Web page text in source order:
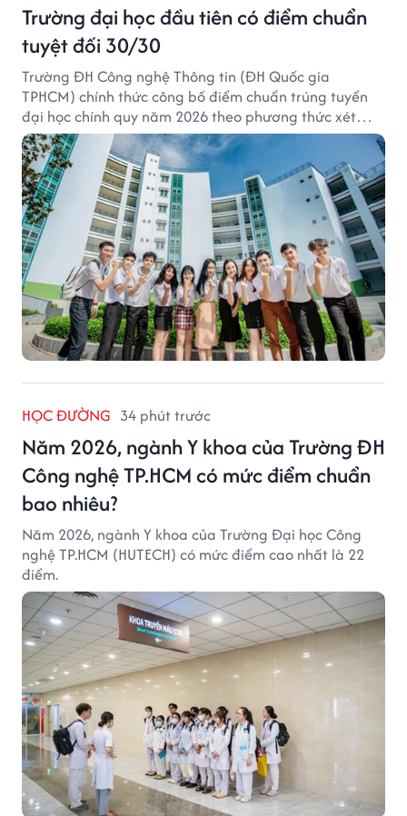
Trường đại học đầu tiên có điểm chuẩn
tuyệt đối 30/30
Trường ĐH Công nghệ Thông tin (ĐH Quốc gia
TPHCM) chính thức công bố điểm chuẩn trúng tuyển
đại học chính quy năm 2026 theo phương thức xét
tuyển tổng hợp.
HỌC ĐƯỜNG 34 phút trước
Năm 2026, ngành Y khoa của Trường ĐH
Công nghệ TP.HCM có mức điểm chuẩn
bao nhiêu?
Năm 2026, ngành Y khoa của Trường Đại học Công
nghệ TP.HCM (HUTECH) có mức điểm cao nhất là 22
điểm.